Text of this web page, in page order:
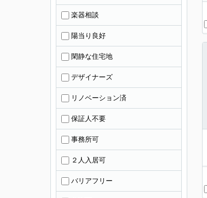
楽器相談
陽当り良好
閑静な住宅地
デザイナーズ
リノベーション済
保証人不要
事務所可
２人入居可
バリアフリー